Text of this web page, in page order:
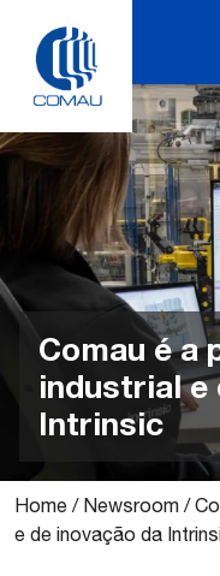
content
Comau é a
industrial e
Intrinsic
Home / Newsroom /
e de inovação da